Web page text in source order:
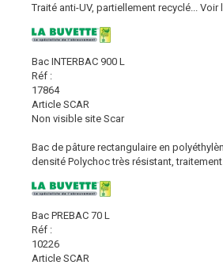
Traité anti-UV, partiellement recyclé...
Voir
Bac INTERBAC 900 L
Réf :
17864
Article SCAR
Non visible site Scar
Bac de pâture rectangulaire en
densité Polychoc très résistant, traitement...
Bac PREBAC 70 L
Réf :
10226
Article SCAR